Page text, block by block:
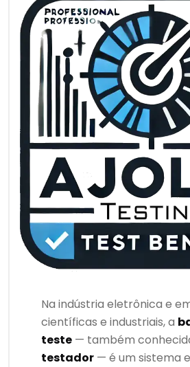
Na indústria eletrônica e
científicas e industriais, a
teste — também
testador — é um sistema